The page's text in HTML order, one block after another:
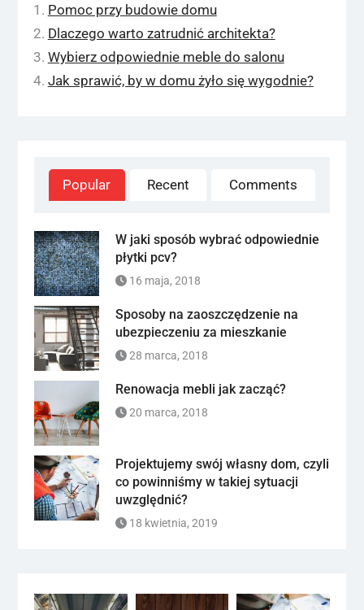
Pomoc przy budowie domu
Dlaczego warto zatrudnić architekta?
Wybierz odpowiednie meble do salonu
Jak sprawić, by w domu żyło się wygodnie?
Popular Recent Comments
W jaki sposób wybrać odpowiednie
płytki pcv?
16 maja, 2018
Sposoby na zaoszczędzenie na
ubezpieczeniu za mieszkanie
28 marca, 2018
Renowacja mebli jak zacząć?
20 marca, 2018
Projektujemy swój własny dom, czyli
co powinniśmy w takiej sytuacji
uwzględnić?
18 kwietnia, 2019